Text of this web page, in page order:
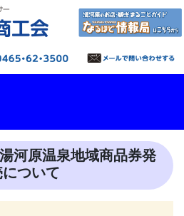
河原温泉地域商品券発
ついて